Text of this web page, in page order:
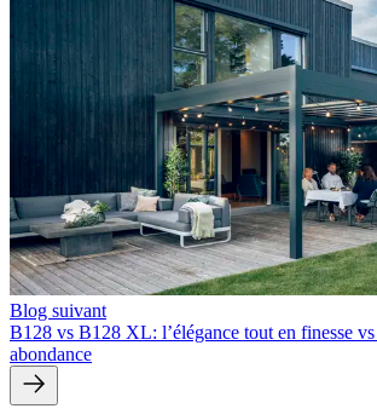
Blog suivant
B128 vs B128 XL: l’élégance tout en finesse vs
abondance